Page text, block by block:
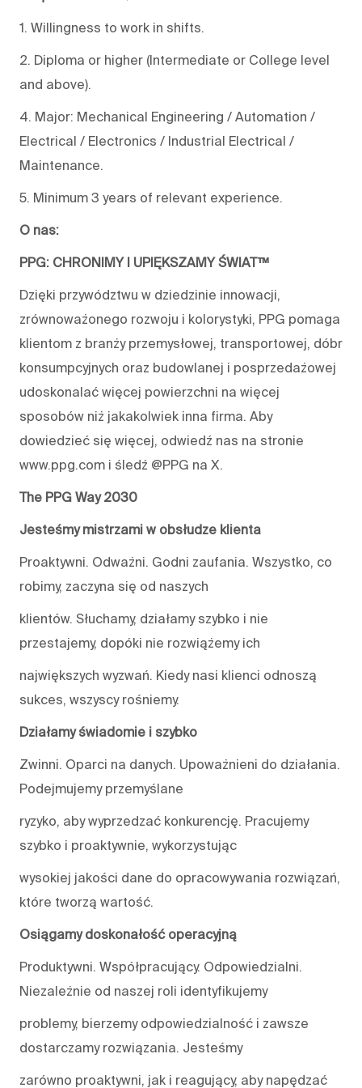
1. Willingness to work in shifts.
2. Diploma or higher (Intermediate or College level
and above).
4. Major: Mechanical Engineering / Automation /
Electrical / Electronics / Industrial Electrical /
Maintenance.
5. Minimum 3 years of relevant experience.
O nas:
PPG: CHRONIMY I UPIĘKSZAMY ŚWIAT™
Dzięki przywództwu w dziedzinie innowacji,
zrównoważonego rozwoju i kolorystyki, PPG pomaga
klientom z branży przemysłowej, transportowej, dóbr
konsumpcyjnych oraz budowlanej i posprzedażowej
udoskonalać więcej powierzchni na więcej
sposobów niż jakakolwiek inna firma. Aby
dowiedzieć się więcej, odwiedź nas na stronie
www.ppg.com i śledź @PPG na X.
The PPG Way 2030
Jesteśmy mistrzami w obsłudze klienta
Proaktywni. Odważni. Godni zaufania. Wszystko, co
robimy, zaczyna się od naszych
klientów. Słuchamy, działamy szybko i nie
przestajemy, dopóki nie rozwiążemy ich
największych wyzwań. Kiedy nasi klienci odnoszą
sukces, wszyscy rośniemy.
Działamy świadomie i szybko
Zwinni. Oparci na danych. Upoważnieni do działania.
Podejmujemy przemyślane
ryzyko, aby wyprzedzać konkurencję. Pracujemy
szybko i proaktywnie, wykorzystując
wysokiej jakości dane do opracowywania rozwiązań,
które tworzą wartość.
Osiągamy doskonałość operacyjną
Produktywni. Współpracujący. Odpowiedzialni.
Niezależnie od naszej roli identyfikujemy
problemy, bierzemy odpowiedzialność i zawsze
dostarczamy rozwiązania. Jesteśmy
zarówno proaktywni, jak i reagujący, aby napędzać